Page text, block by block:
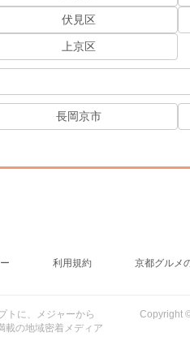
伏見区
上京区
長岡京市
利用規約 京都グルメ
トに、メジャーから
載の地域密着メディア
Copyright